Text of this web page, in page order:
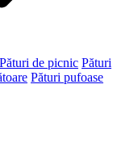
Pături de picnic Pături
Pături pufoase